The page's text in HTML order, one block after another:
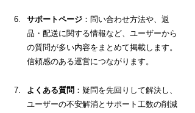
サポートページ ：問い合わせ方法や、返
品・配送に関する情報など、ユーザーから
の質問が多い内容をまとめて掲載します。
信頼感のある運営につながります。
よくある質問 ：疑問を先回りして解決し、
ユーザーの不安解消とサポート工数の削減